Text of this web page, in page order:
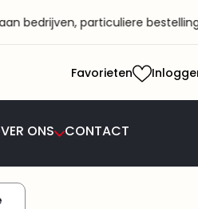
bestellingen worden
Favorieten
ONS CONTACT